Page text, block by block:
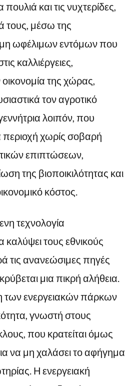
και τις νυχτερίδες,
τους, μέσω της
ωφέλιμων εντόμων που
καλλιέργειες,
της χώρας,
τον αγροτικό
λοιπόν, που
περιοχή χωρίς σοβαρή
επιπτώσεων,
της βιοποικιλότητας και
κόστος.
τεχνολογία
καλύψει τους εθνικούς
τις ανανεώσιμες πηγές
μια πικρή αλήθεια.
ενεργειακών πάρκων
γνωστή στους
που κρατείται όμως
να μη χαλάσει το αφήγημα
Η ενεργειακή